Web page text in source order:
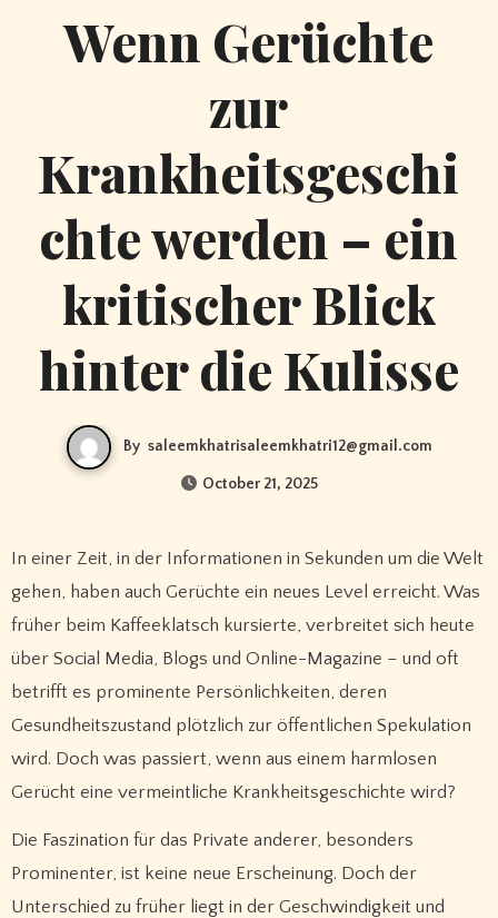
Wenn Gerüchte
zur
Krankheitsgeschi
chte werden – ein
kritischer Blick
hinter die Kulisse
By saleemkhatrisaleemkhatri12@gmail.com
October 21, 2025
In einer Zeit, in der Informationen in Sekunden um die Welt
gehen, haben auch Gerüchte ein neues Level erreicht. Was
früher beim Kaffeeklatsch kursierte, verbreitet sich heute
über Social Media, Blogs und Online-Magazine – und oft
betrifft es prominente Persönlichkeiten, deren
Gesundheitszustand plötzlich zur öffentlichen Spekulation
wird. Doch was passiert, wenn aus einem harmlosen
Gerücht eine vermeintliche Krankheitsgeschichte wird?
Die Faszination für das Private anderer, besonders
Prominenter, ist keine neue Erscheinung. Doch der
Unterschied zu früher liegt in der Geschwindigkeit und